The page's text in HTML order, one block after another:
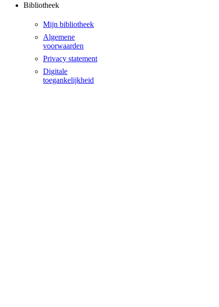
Bibliotheek
Mijn bibliotheek
Algemene
voorwaarden
Privacy statement
Digitale
toegankelijkheid